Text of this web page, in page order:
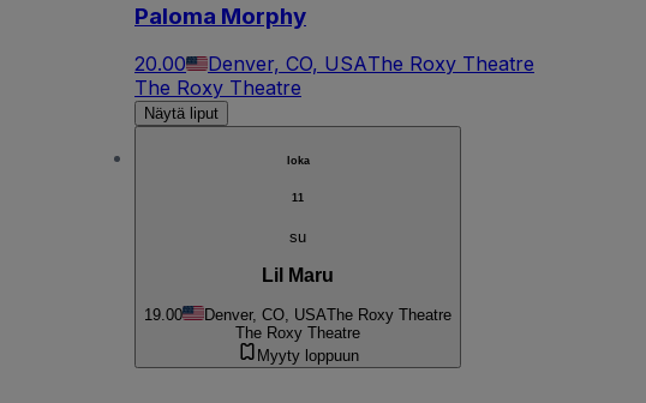
Paloma Morphy
20.00 Denver, CO, USAThe Roxy Theatre
The Roxy Theatre
Näytä liput
loka
11
su
Lil Maru
19.00 Denver, CO, USAThe Roxy Theatre
The Roxy Theatre
Myyty loppuun